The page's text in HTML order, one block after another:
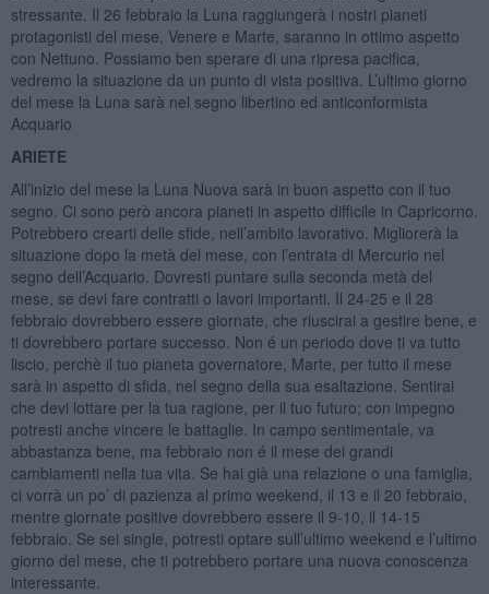
stressante. Il 26 febbraio la Luna raggiungerà i nostri pianeti
protagonisti del mese, Venere e Marte, saranno in ottimo aspetto
con Nettuno. Possiamo ben sperare di una ripresa pacifica,
vedremo la situazione da un punto di vista positiva. L’ultimo giorno
del mese la Luna sarà nel segno libertino ed anticonformista
Acquario
ARIETE
All’inizio del mese la Luna Nuova sarà in buon aspetto con il tuo
segno. Ci sono però ancora pianeti in aspetto difficile in Capricorno.
Potrebbero crearti delle sfide, nell’ambito lavorativo. Migliorerà la
situazione dopo la metà del mese, con l’entrata di Mercurio nel
segno dell’Acquario. Dovresti puntare sulla seconda metà del
mese, se devi fare contratti o lavori importanti. Il 24-25 e il 28
febbraio dovrebbero essere giornate, che riuscirai a gestire bene, e
ti dovrebbero portare successo. Non é un periodo dove ti va tutto
liscio, perchè il tuo pianeta governatore, Marte, per tutto il mese
sarà in aspetto di sfida, nel segno della sua esaltazione. Sentirai
che devi lottare per la tua ragione, per il tuo futuro; con impegno
potresti anche vincere le battaglie. In campo sentimentale, va
abbastanza bene, ma febbraio non é il mese dei grandi
cambiamenti nella tua vita. Se hai già una relazione o una famiglia,
ci vorrà un po’ di pazienza al primo weekend, il 13 e il 20 febbraio,
mentre giornate positive dovrebbero essere il 9-10, il 14-15
febbraio. Se sei single, potresti optare sull’ultimo weekend e l’ultimo
giorno del mese, che ti potrebbero portare una nuova conoscenza
interessante.